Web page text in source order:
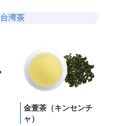
台湾茶
金萱茶（キンセンチ
ャ）